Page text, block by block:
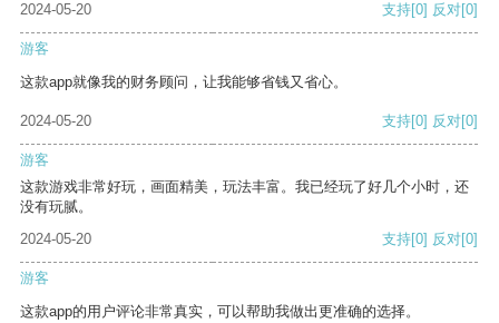
2024-05-20 支持[0] 反对[0]
游客
这款app就像我的财务顾问，让我能够省钱又省心。
2024-05-20 支持[0] 反对[0]
游客
这款游戏非常好玩，画面精美，玩法丰富。我已经玩了好几个小时，还
没有玩腻。
2024-05-20
支持[0] 反对[0]
游客
这款app的用户评论非常真实，可以帮助我做出更准确的选择。